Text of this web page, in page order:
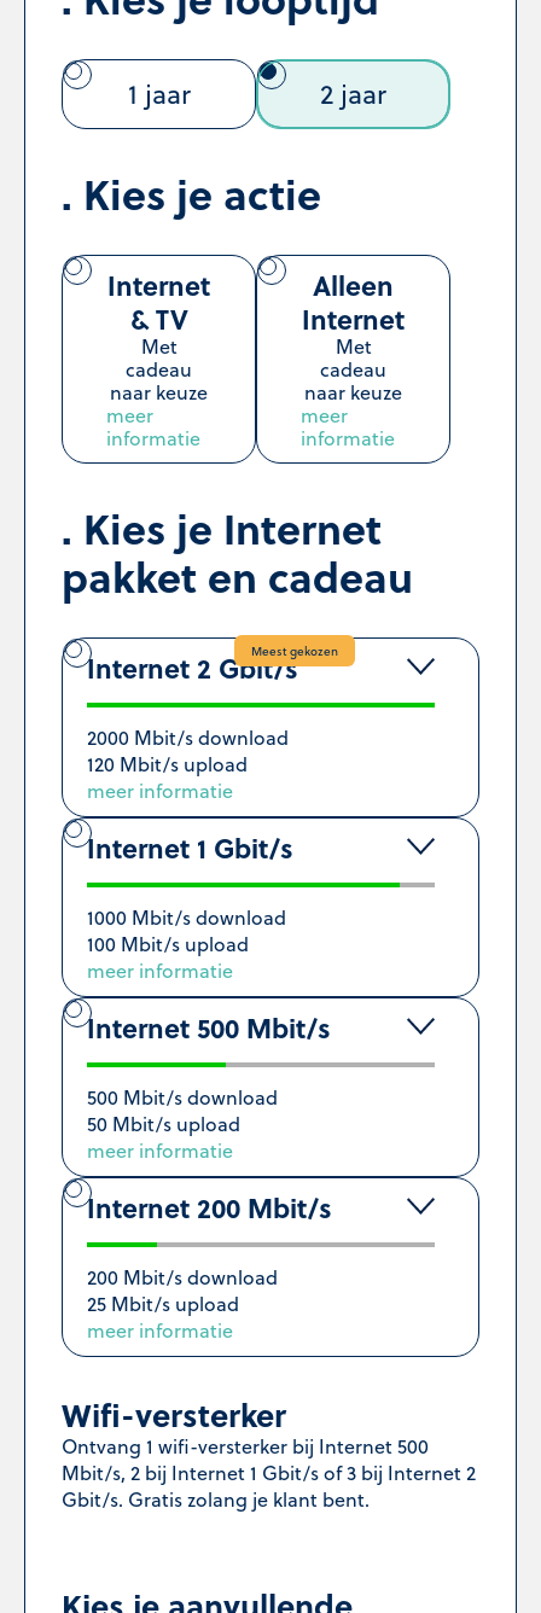
1 jaar 2 jaar
Kies je actie
Internet
& TV
Met
cadeau
naar keuze
meer
informatie
Alleen
Internet
Met
cadeau
naar keuze
meer
informatie
Kies je Internet
pakket en cadeau
Internet 2 Gbit/s
2000 Mbit/s download
120 Mbit/s upload
meer informatie
Meest gekozen
Internet 1 Gbit/s
1000 Mbit/s download
100 Mbit/s upload
meer informatie
Internet 500 Mbit/s
500 Mbit/s download
50 Mbit/s upload
meer informatie
Internet 200 Mbit/s
200 Mbit/s download
25 Mbit/s upload
meer informatie
Wifi-versterker
Ontvang 1 wifi-versterker bij Internet 500
Mbit/s, 2 bij Internet 1 Gbit/s of 3 bij Internet 2
Gbit/s. Gratis zolang je klant bent.